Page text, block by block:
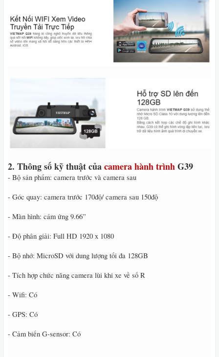
2. Thông số kỹ thuật củacamera hành trìnhG39
- Bộ sản phẩm: camera trước và camera sau
- Góc quay: camera trước 170độ/ camera sau 150độ
- Màn hình: cảm ứng 9.66”
- Độ phân giải: Full HD 1920 x 1080
- Bộ nhớ: MicroSD với dung lượng tối đa 128GB
- Tích hợp chức năng camera lùi khi xe về số R
- Wifi: Có
- GPS: Có
- Cảm biến G-sensor: Có